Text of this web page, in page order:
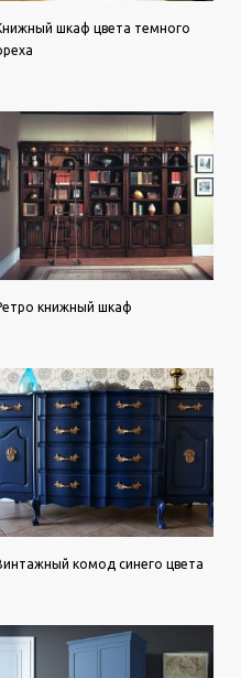
шкаф цвета темного
книжный шкаф
комод синего цвета